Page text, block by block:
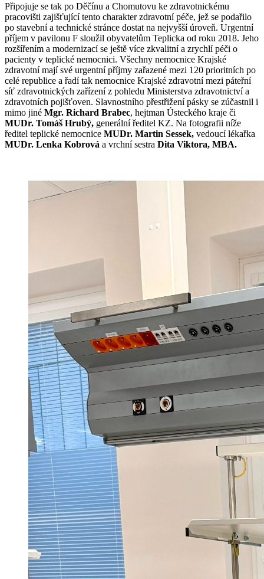
Připojuje se tak po Děčínu a Chomutovu ke zdravotnickému
pracovišti zajišťující tento charakter zdravotní péče, jež se podařilo
po stavební a technické stránce dostat na nejvyšší úroveň. Urgentní
příjem v pavilonu F sloužil obyvatelům Teplicka od roku 2018. Jeho
rozšířením a modernizací se ještě více zkvalitní a zrychlí péči o
pacienty v teplické nemocnici. Všechny nemocnice Krajské
zdravotní mají své urgentní příjmy zařazené mezi 120 prioritních po
celé republice a řadí tak nemocnice Krajské zdravotní mezi páteřní
síť zdravotnických zařízení z pohledu Ministerstva zdravotnictví a
zdravotních pojišťoven. Slavnostního přestřižení pásky se zúčastnil i
mimo jiné Mgr. Richard Brabec, hejtman Ústeckého kraje či
MUDr. Tomáš Hrubý, generální ředitel KZ. Na fotografii níže
ředitel teplické nemocnice MUDr. Martin Sessek, vedoucí lékařka
MUDr. Lenka Kobrová a vrchní sestra Dita Viktora, MBA.